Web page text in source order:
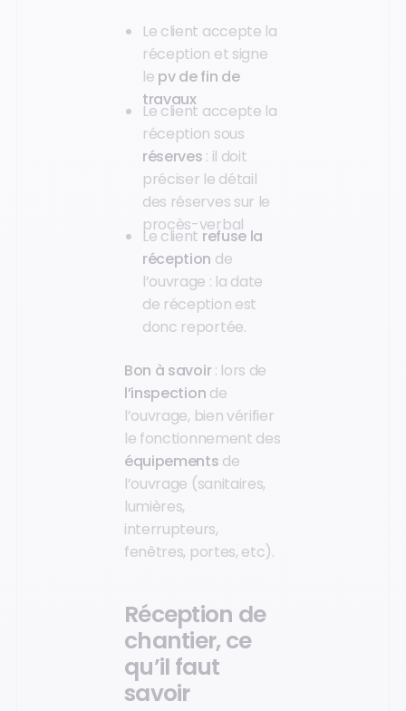
Le client accepte la
réception et signe
le pv de fin de
travaux
Le client accepte la
réception sous
réserves : il doit
préciser le détail
des réserves sur le
procès-verbal
Le client refuse la
réception de
l’ouvrage : la date
de réception est
donc reportée.
Bon à savoir: lors de
l’inspection de
l’ouvrage, bien vérifier
le fonctionnement des
équipements de
l’ouvrage (sanitaires,
lumières,
interrupteurs,
fenêtres, portes, etc).
Réception de
chantier, ce
qu’il faut
savoir